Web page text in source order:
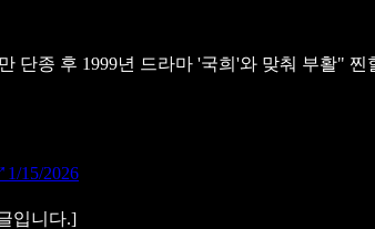
단종 후 1999년 드라마 '국희'와 맞춰 부활" 찐
1/15/2026
입니다.]